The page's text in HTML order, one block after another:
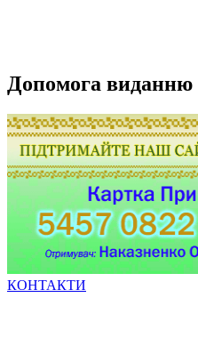
Допомога виданню
КОНТАКТИ